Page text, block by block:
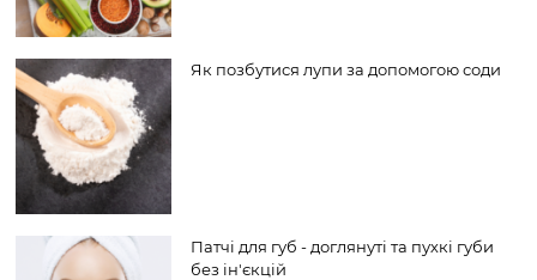
Як позбутися лупи за допомогою соди
Патчі для губ - доглянуті та пухкі губи
без ін'єкцій